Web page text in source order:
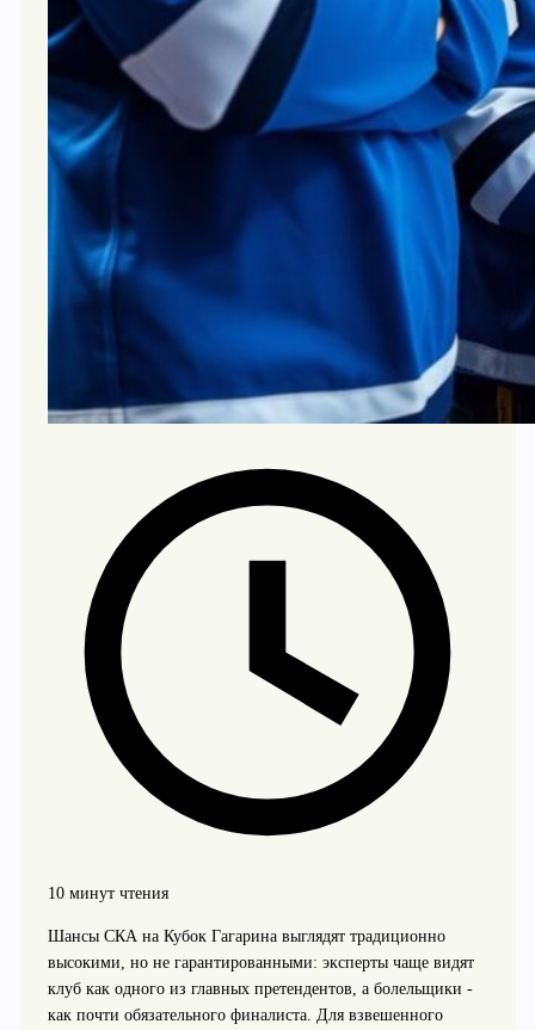
10 минут чтения
Шансы СКА на Кубок Гагарина выглядят традиционно
высокими, но не гарантированными: эксперты чаще видят
клуб как одного из главных претендентов, а болельщики -
как почти обязательного финалиста. Для взвешенного